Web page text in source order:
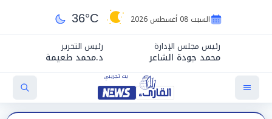
السبت 08 أغسطس 2026 36°C
رئيس مجلس الإدارة
محمد جودة الشاعر
رئيس التحرير
د.محمد طعيمة